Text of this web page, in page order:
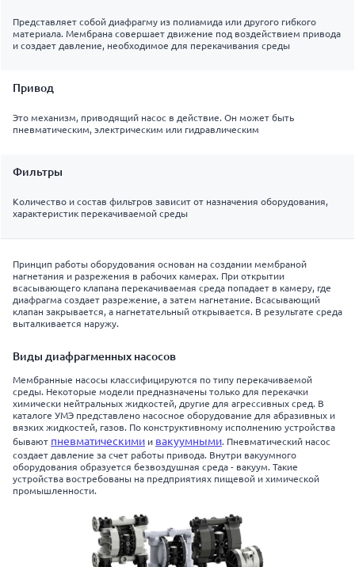
Представляет собой диафрагму из полиамида или другого гибкого
материала. Мембрана совершает движение под воздействием привода
и создает давление, необходимое для перекачивания среды
Привод
Это механизм, приводящий насос в действие. Он может быть
пневматическим, электрическим или гидравлическим
Фильтры
Количество и состав фильтров зависит от назначения оборудования,
характеристик перекачиваемой среды
Принцип работы оборудования основан на создании мембраной
нагнетания и разрежения в рабочих камерах. При открытии
всасывающего клапана перекачиваемая среда попадает в камеру, где
диафрагма создает разрежение, а затем нагнетание. Всасывающий
клапан закрывается, а нагнетательный открывается. В результате среда
выталкивается наружу.
Виды диафрагменных насосов
Мембранные насосы классифицируются по типу перекачиваемой
среды. Некоторые модели предназначены только для перекачки
химически нейтральных жидкостей, другие для агрессивных сред. В
каталоге УМЭ представлено насосное оборудование для абразивных и
вязких жидкостей, газов. По конструктивному исполнению устройства
бывают пневматическими и вакуумными. Пневматический насос
создает давление за счет работы привода. Внутри вакуумного
оборудования образуется безвоздушная среда - вакуум. Такие
устройства востребованы на предприятиях пищевой и химической
промышленности.